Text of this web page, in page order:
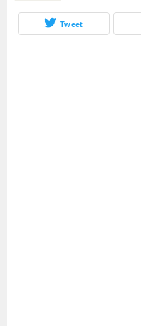
Tweet